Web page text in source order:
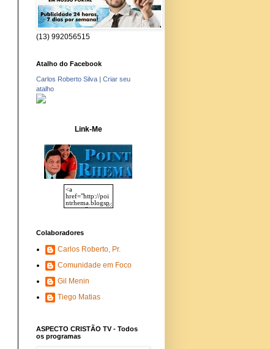
(13) 992056515
Atalho do Facebook
Carlos Roberto Silva | Criar seu
atalho
Link-Me
Colaboradores
Carlos Roberto, Pr.
Comunidade em Foco
Gil Menin
Tiego Matias
ASPECTO CRISTÃO TV - Todos
os programas